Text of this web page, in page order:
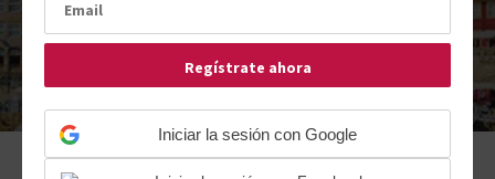
Regístrate ahora
Iniciar la sesión con Google